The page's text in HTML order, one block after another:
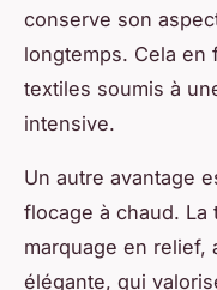
conserve son
longtemps. Cela en
textiles soumis à
intensive.
Un autre avantage
flocage à chaud. La
marquage en relief,
élégante, qui